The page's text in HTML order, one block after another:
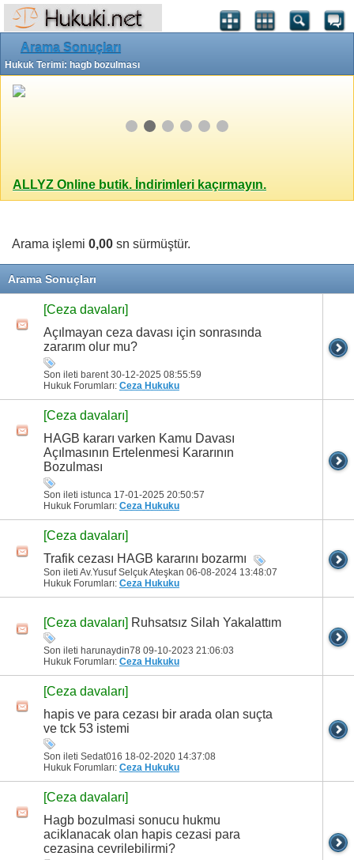
Arama Sonuçları
Hukuk Terimi: hagb bozulması
ALLYZ Online butik. İndirimleri kaçırmayın.
Arama işlemi 0,00 sn sürmüştür.
Arama Sonuçları
[Ceza davaları]
Açılmayan ceza davası için sonrasında
zararım olur mu?
Son ileti barent 30-12-2025 08:55:59
Hukuk Forumları: Ceza Hukuku
[Ceza davaları]
HAGB kararı varken Kamu Davası
Açılmasının Ertelenmesi Kararının
Bozulması
Son ileti istunca 17-01-2025 20:50:57
Hukuk Forumları: Ceza Hukuku
[Ceza davaları]
Trafik cezası HAGB kararını bozarmı
Son ileti Av.Yusuf Selçuk Ateşkan 06-08-2024 13:48:07
Hukuk Forumları: Ceza Hukuku
[Ceza davaları] Ruhsatsız Silah Yakalattım
Son ileti harunaydin78 09-10-2023 21:06:03
Hukuk Forumları: Ceza Hukuku
[Ceza davaları]
hapis ve para cezası bir arada olan suçta
ve tck 53 istemi
Son ileti Sedat016 18-02-2020 14:37:08
Hukuk Forumları: Ceza Hukuku
[Ceza davaları]
Hagb bozulmasi sonucu hukmu
aciklanacak olan hapis cezasi para
cezasina cevrilebilirmi?